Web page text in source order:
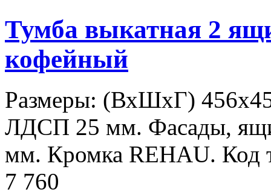
Тумба выкатная 2
кофейный
Размеры: (ВхШхГ)
ЛДСП 25 мм. Фасады,
мм. Кромка REHAU. Код
7 760